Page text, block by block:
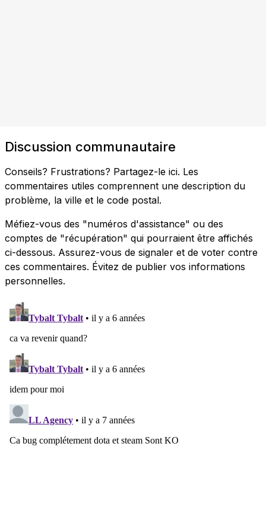
Discussion communautaire
Conseils? Frustrations? Partagez-le ici. Les
commentaires utiles comprennent une description du
problème, la ville et le code postal.
Méfiez-vous des "numéros d'assistance" ou des
comptes de "récupération" qui pourraient être affichés
ci-dessous. Assurez-vous de signaler et de voter contre
ces commentaires. Évitez de publier vos informations
personnelles.